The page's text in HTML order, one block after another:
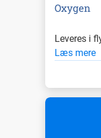
Oxygen
Leveres i
Læs mere